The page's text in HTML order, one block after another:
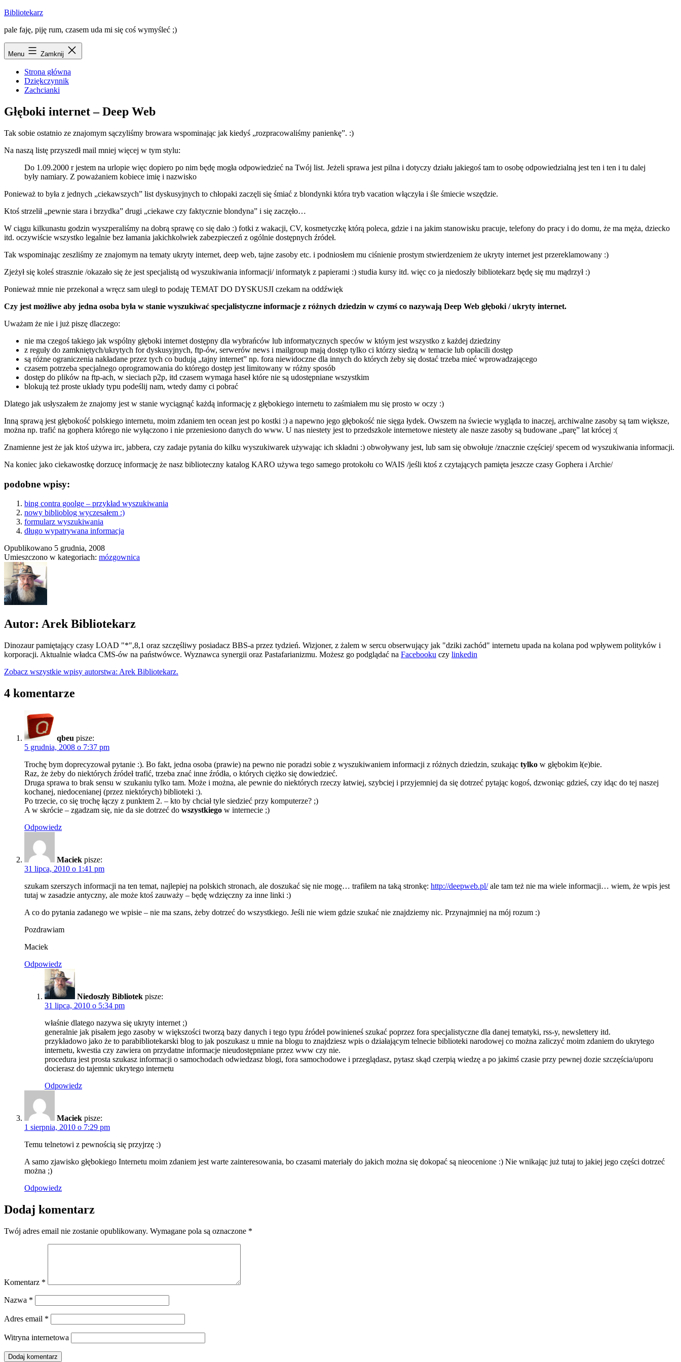
Przejdź
treści
Bibliotekarz
pale faję, piję rum, czasem uda mi się coś wymyśleć ;)
Menu Zamknij
Strona główna
Dziękczynnik
Zachcianki
Głęboki internet – Deep Web
Tak sobie ostatnio ze znajomym sączyliśmy browara wspominając jak kiedyś „rozpracowaliśmy panienkę”. :)
Na naszą listę przyszedł mail mniej więcej w tym stylu:
Do 1.09.2000 r jestem na urlopie więc dopiero po nim będę mogła odpowiedzieć na Twój list. Jeżeli sprawa jest pilna i dotyczy działu jakiegoś tam to osobę odpowiedzialną jest ten i ten i tu dalej
były namiary. Z poważaniem kobiece imię i nazwisko
Ponieważ to była z jednych „ciekawszych” list dyskusyjnych to chłopaki zaczęli się śmiać z blondynki która tryb vacation włączyła i śle śmiecie wszędzie.
Ktoś strzelił „pewnie stara i brzydka” drugi „ciekawe czy faktycznie blondyna” i się zaczęło…
W ciągu kilkunastu godzin wyszperaliśmy na dobrą sprawę co się dało :) fotki z wakacji, CV, kosmetyczkę którą poleca, gdzie i na jakim stanowisku pracuje, telefony do pracy i do domu, że ma męża, dziecko
itd. oczywiście wszystko legalnie bez łamania jakichkolwiek zabezpieczeń z ogólnie dostępnych źródeł.
Tak wspominając zeszliśmy ze znajomym na tematy ukryty internet, deep web, tajne zasoby etc. i podniosłem mu ciśnienie prostym stwierdzeniem że ukryty internet jest przereklamowany :)
Zjeżył się koleś strasznie /okazało się że jest specjalistą od wyszukiwania informacji/ informatyk z papierami :) studia kursy itd. więc co ja niedoszły bibliotekarz będę się mu mądrzył :)
Ponieważ mnie nie przekonał a wręcz sam uległ to podaję TEMAT DO DYSKUSJI czekam na oddźwięk
Czy jest możliwe aby jedna osoba była w stanie wyszukiwać specjalistyczne informacje z różnych dziedzin w czymś co nazywają Deep Web głęboki / ukryty internet.
Uważam że nie i już piszę dlaczego:
nie ma czegoś takiego jak wspólny głęboki internet dostępny dla wybrańców lub informatycznych speców w któym jest wszystko z każdej dziedziny
z reguły do zamkniętych/ukrytych for dyskusyjnych, ftp-ów, serwerów news i mailgroup mają dostęp tylko ci którzy siedzą w temacie lub opłacili dostęp
są różne ograniczenia nakładane przez tych co budują „tajny internet” np. fora niewidoczne dla innych do których żeby się dostać trzeba mieć wprowadzającego
czasem potrzeba specjalnego oprogramowania do którego dostęp jest limitowany w różny sposób
dostęp do plików na ftp-ach, w sieciach p2p, itd czasem wymaga haseł które nie są udostępniane wszystkim
blokują też proste układy typu podeślij nam, wtedy damy ci pobrać
Dlatego jak usłyszałem że znajomy jest w stanie wyciągnąć każdą informację z głębokiego internetu to zaśmiałem mu się prosto w oczy :)
Inną sprawą jest głębokość polskiego internetu, moim zdaniem ten ocean jest po kostki :) a napewno jego głębokość nie sięga łydek. Owszem na świecie wygląda to inaczej, archiwalne zasoby są tam większe,
można np. trafić na gophera którego nie wyłączono i nie przeniesiono danych do www. U nas niestety jest to przedszkole internetowe niestety ale nasze zasoby są budowane „parę” lat krócej :(
Znamienne jest że jak ktoś używa irc, jabbera, czy zadaje pytania do kilku wyszukiwarek używając ich składni :) obwoływany jest, lub sam się obwołuje /znacznie częściej/ specem od wyszukiwania informacji.
Na koniec jako ciekawostkę dorzucę informację że nasz biblioteczny katalog KARO używa tego samego protokołu co WAIS /jeśli ktoś z czytających pamięta jeszcze czasy Gophera i Archie/
podobne wpisy:
bing contra goolge – przykład wyszukiwania
nowy biblioblog wyczesałem :)
formularz wyszukiwania
długo wypatrywana informacja
Opublikowano 5 grudnia, 2008
Umieszczono w kategoriach: mózgownica
Autor: Arek Bibliotekarz
Dinozaur pamiętający czasy LOAD "*",8,1 oraz szczęśliwy posiadacz BBS-a przez tydzień. Wizjoner, z żalem w sercu obserwujący jak "dziki zachód" internetu upada na kolana pod wpływem polityków i
korporacji. Aktualnie władca CMS-ów na państwówce. Wyznawca synergii oraz Pastafarianizmu. Możesz go podglądać na Facebooku czy linkedin
Zobacz wszystkie wpisy autorstwa: Arek Bibliotekarz.
4 komentarze
qbeu pisze:
5 grudnia, 2008 o 7:37 pm
Trochę bym doprecyzował pytanie :). Bo fakt, jedna osoba (prawie) na pewno nie poradzi sobie z wyszukiwaniem informacji z różnych dziedzin, szukając tylko w głębokim ł(e)bie.
Raz, że żeby do niektórych źródeł trafić, trzeba znać inne źródła, o których ciężko się dowiedzieć.
Druga sprawa to brak sensu w szukaniu tylko tam. Może i można, ale pewnie do niektórych rzeczy łatwiej, szybciej i przyjemniej da się dotrzeć pytając kogoś, dzwoniąc gdzieś, czy idąc do tej naszej
kochanej, niedocenianej (przez niektórych) biblioteki :).
Po trzecie, co się trochę łączy z punktem 2. – kto by chciał tyle siedzieć przy komputerze? ;)
A w skrócie – zgadzam się, nie da sie dotrzeć do wszystkiego w internecie ;)
Odpowiedz
Maciek pisze:
31 lipca, 2010 o 1:41 pm
szukam szerszych informacji na ten temat, najlepiej na polskich stronach, ale doszukać się nie mogę… trafiłem na taką stronkę: http://deepweb.pl/ale tam też nie ma wiele informacji… wiem, że wpis jest
tutaj w zasadzie antyczny, ale może ktoś zauważy – będę wdzięczny za inne linki :)
A co do pytania zadanego we wpisie – nie ma szans, żeby dotrzeć do wszystkiego. Jeśli nie wiem gdzie szukać nie znajdziemy nic. Przynajmniej na mój rozum :)
Pozdrawiam
Maciek
Odpowiedz
Niedoszły Bibliotek pisze:
31 lipca, 2010 o 5:34 pm
właśnie dlatego nazywa się ukryty internet ;)
generalnie jak pisałem jego zasoby w większości tworzą bazy danych i tego typu źródeł powinieneś szukać poprzez fora specjalistyczne dla danej tematyki, rss-y, newslettery itd.
przykładowo jako że to parabibliotekarski blog to jak poszukasz u mnie na blogu to znajdziesz wpis o działającym telnecie biblioteki narodowej co można zaliczyć moim zdaniem do ukrytego
internetu, kwestia czy zawiera on przydatne informacje nieudostępniane przez www czy nie.
procedura jest prosta szukasz informacji o samochodach odwiedzasz blogi, fora samochodowe i przeglądasz, pytasz skąd czerpią wiedzę a po jakimś czasie przy pewnej dozie szczęścia/uporu
docierasz do tajemnic ukrytego internetu
Odpowiedz
Maciek pisze:
1 sierpnia, 2010 o 7:29 pm
Temu telnetowi z pewnością się przyjrzę :)
A samo zjawisko głębokiego Internetu moim zdaniem jest warte zainteresowania, bo czasami materiały do jakich można się dokopać są nieocenione :) Nie wnikając już tutaj to jakiej jego części dotrzeć
można ;)
Odpowiedz
Dodaj komentarz
Twój adres email nie zostanie opublikowany. Wymagane pola są oznaczone *
Komentarz *
Nazwa *
Adres email *
Witryna internetowa